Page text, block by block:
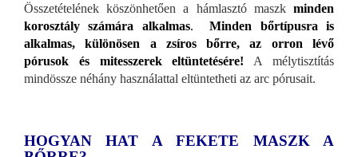
Összetételének köszönhetően a hámlasztó maszk minden
korosztály számára alkalmas.Minden bőrtípusra is
alkalmas, különösen a zsíros bőrre, az orron lévő
pórusok és mitesszerek eltüntetésére!
A mélytisztítás
mindössze néhány használattal eltüntetheti az arc pórusait.
HOGYAN HAT A FEKETE MASZK A